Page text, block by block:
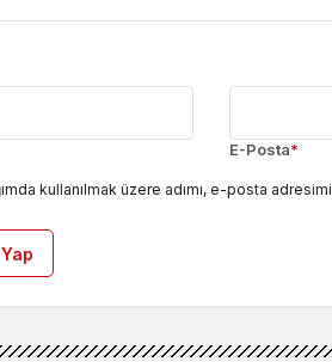
E-Posta*
kullanılmak üzere adımı, e-posta